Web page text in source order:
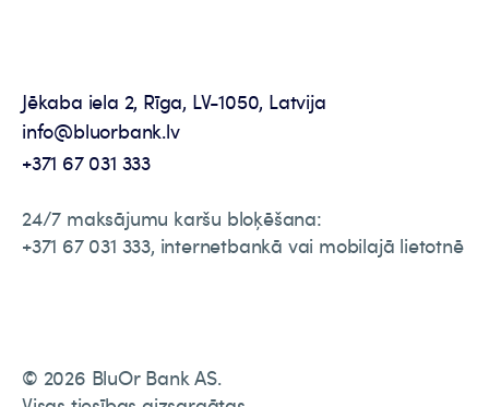
Jēkaba iela 2, Rīga, LV-1050, Latvija
info@bluorbank.lv
+371 67 031 333
24/7 maksājumu karšu bloķēšana:
+371 67 031 333, internetbankā vai mobilajā lietotnē
© 2026 BluOr Bank AS.